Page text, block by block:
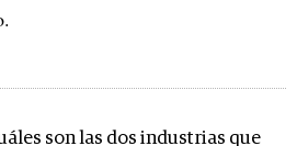
son las dos industrias que